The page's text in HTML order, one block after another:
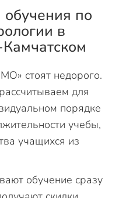
обучения по
в
стоят недорого.
для
порядке
учебы,
учащихся из
обучение сразу